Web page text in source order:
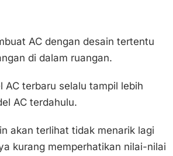
AC dengan desain tertentu
di dalam ruangan.
AC terbaru selalu tampil lebih
AC terdahulu.
akan terlihat tidak menarik lagi
kurang memperhatikan nilai-nilai